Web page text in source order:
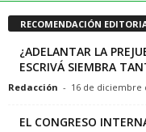
RECOMENDACIÓN
¿ADELANTAR LA
ESCRIVÁ SIEMBRA
Redacción - 16 de diciembre
EL CONGRESO